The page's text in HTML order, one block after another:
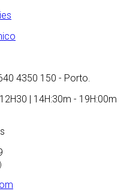
4350 150 - Porto.
| 14H:30m - 19H:00m